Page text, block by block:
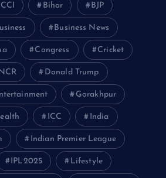
Bihar BJP
Business News
Congress Cricket
Donald Trump
Gorakhpur
ICC India
Indian Premier League
IPL2025 Lifestyle